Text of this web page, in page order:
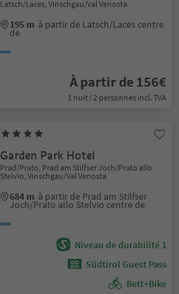
Latsch/Laces, Vinschgau/Val Venosta
195 m à partir de Latsch/Laces centre
de
À partir de 156€
1 nuit / 2 personnes incl. TVA
Garden Park Hotel
Prad/Prato, Prad am Stilfser Joch/Prato allo
Stelvio, Vinschgau/Val Venosta
684 m à partir de Prad am Stilfser
Joch/Prato allo Stelvio centre de
Niveau de durabilité 1
Südtirol Guest Pass
Bett+Bike